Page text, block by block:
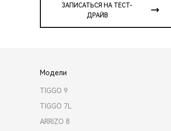
ЗАПИСАТЬСЯ НА ТЕСТ-
ДРАЙВ
Модели
TIGGO 9
TIGGO 7L
ARRIZO 8